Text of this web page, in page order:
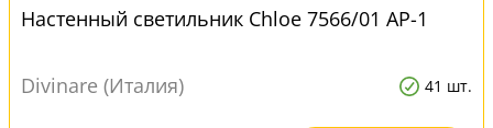
Настенный светильник Chloe 7566/01 AP-1
Divinare (Италия) 41 шт.